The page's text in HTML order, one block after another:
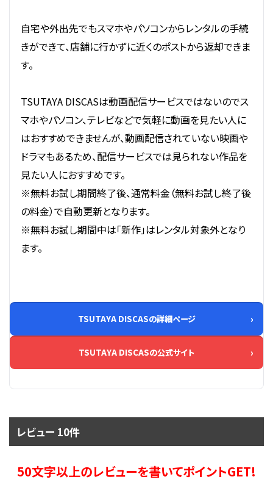
自宅や外出先でもスマホやパソコンからレンタルの手続
きができて、店舗に行かずに近くのポストから返却できま
す。
TSUTAYA DISCASは動画配信サービスではないのでス
マホやパソコン、テレビなどで気軽に動画を見たい人に
はおすすめできませんが、動画配信されていない映画や
ドラマもあるため、配信サービスでは見られない作品を
見たい人におすすめです。
※無料お試し期間終了後、通常料金（無料お試し終了後
の料金）で自動更新となります。
※無料お試し期間中は「新作」はレンタル対象外となり
ます。
TSUTAYA DISCASの詳細ページ
TSUTAYA DISCASの公式サイト
レビュー 10件
50文字以上のレビューを書いてポイントGET!